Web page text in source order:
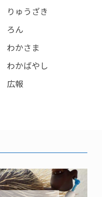
りゅうざき
ろん
わかさま
わかばやし
広報